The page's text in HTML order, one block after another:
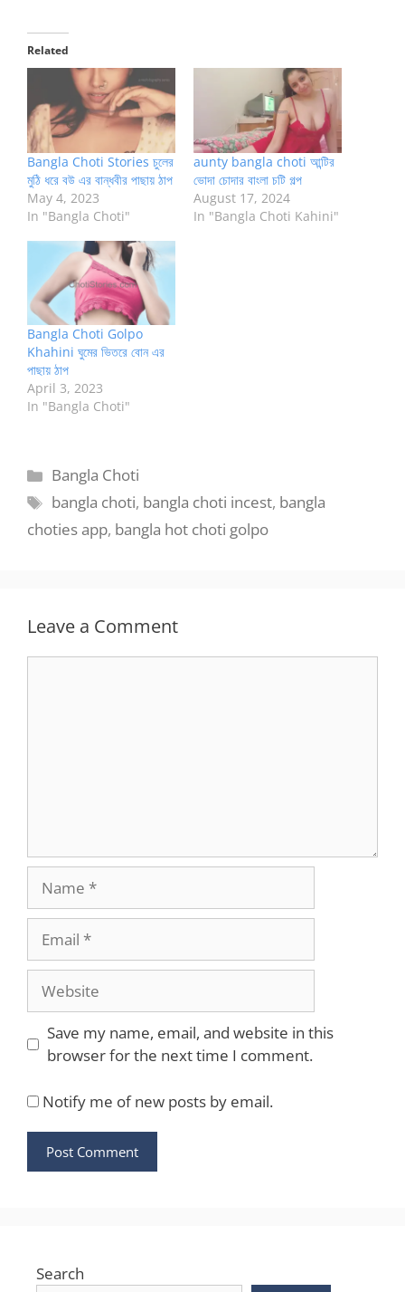
Related
Bangla Choti Stories চুলের
মুঠি ধরে বউ এর বান্ধবীর পাছায় ঠাপ
May 4, 2023
In "Bangla Choti"
aunty bangla choti আন্টির
ভোদা চোদার বাংলা চটি গল্প
August 17, 2024
In "Bangla Choti Kahini"
Bangla Choti Golpo
Khahini ঘুমের ভিতরে বোন এর
পাছায় ঠাপ
April 3, 2023
In "Bangla Choti"
Categories
Bangla Choti
Tags
bangla choti, bangla choti incest, bangla
choties app, bangla hot choti golpo
Leave a Comment
Website
Save my name, email, and website in this
browser for the next time I comment.
Notify me of new posts by email.
Search